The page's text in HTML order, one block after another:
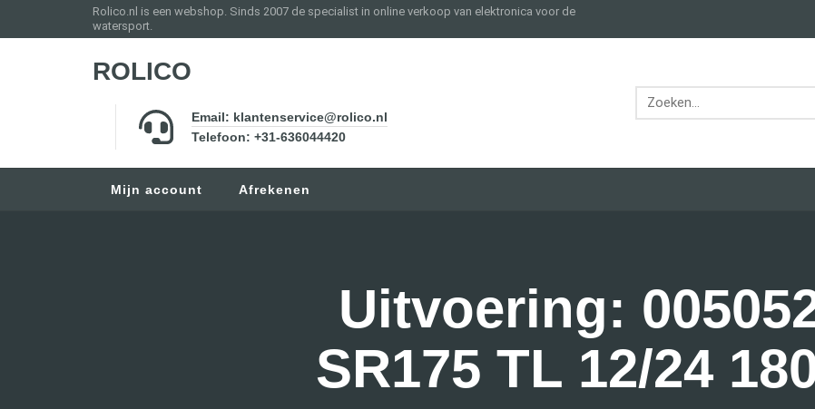
Rolico.nl is een webshop. Sinds 2007 de specialist in online verkoop van elektronica voor de
watersport.
ROLICO
Email: klantenservice@rolico.nl
Telefoon: +31-636044420
Mijn account Afrekenen
Uitvoering:
SR175 TL 12/24